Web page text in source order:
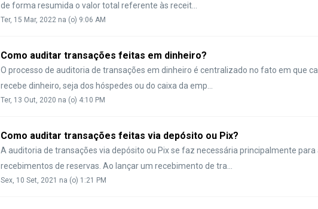
de forma resumida o valor total referente às receit...
Ter, 15 Mar, 2022 na (o) 9:06 AM
Como auditar transações feitas em dinheiro?
O processo de auditoria de transações em dinheiro é centralizado no fato em que
recebe dinheiro, seja dos hóspedes ou do caixa da emp...
Ter, 13 Out, 2020 na (o) 4:10 PM
Como auditar transações feitas via depósito ou Pix?
A auditoria de transações via depósito ou Pix se faz necessária principalmente para
recebimentos de reservas. Ao lançar um recebimento de tra...
Sex, 10 Set, 2021 na (o) 1:21 PM